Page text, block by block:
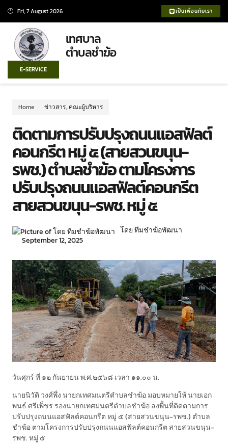
Fri, 7 August 2026 เป็นเพื่อนกับเรา
เทศบาล
ตำบลชำฆ้อ
E-SERVICE
Home ข่าวสาร, คณะผู้บริหาร
ติดตามการปรับปรุงถนนแอสฟัลต์
คอนกรีต หมู่ ๕ (สายสวนขนุน-
รพช.) ตำบลชำฆ้อ ตามโครงการ
ปรับปรุงถนนแอสฟัลต์คอนกรีต
สายสวนขนุน-รพช. หมู่ ๕
โดย ทีมชำฆ้อพัฒนา
September 12, 2025
วันศุกร์ ที่ ๑๒ กันยายน พ.ศ.๒๕๖๘ เวลา ๑๑.๐๐ น.
นายนิวัติ วงศ์พึ่ง นายกเทศมนตรีตำบลชำฆ้อ มอบหมายให้ นายเอก
พนธ์ ศรีเพ็ชร รองนายกเทศมนตรีตำบลชำฆ้อ ลงพื้นที่ติดตามการ
ปรับปรุงถนนแอสฟัลต์คอนกรีต หมู่ ๕ (สายสวนขนุน-รพช.) ตำบล
ชำฆ้อ ตามโครงการปรับปรุงถนนแอสฟัลต์คอนกรีต สายสวนขนุน-
รพช. หมู่ ๕